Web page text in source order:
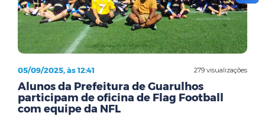
279 visualizações
05/09/2025, às 12:41
Alunos da Prefeitura de Guarulhos
participam de oficina de Flag Football
com equipe da NFL